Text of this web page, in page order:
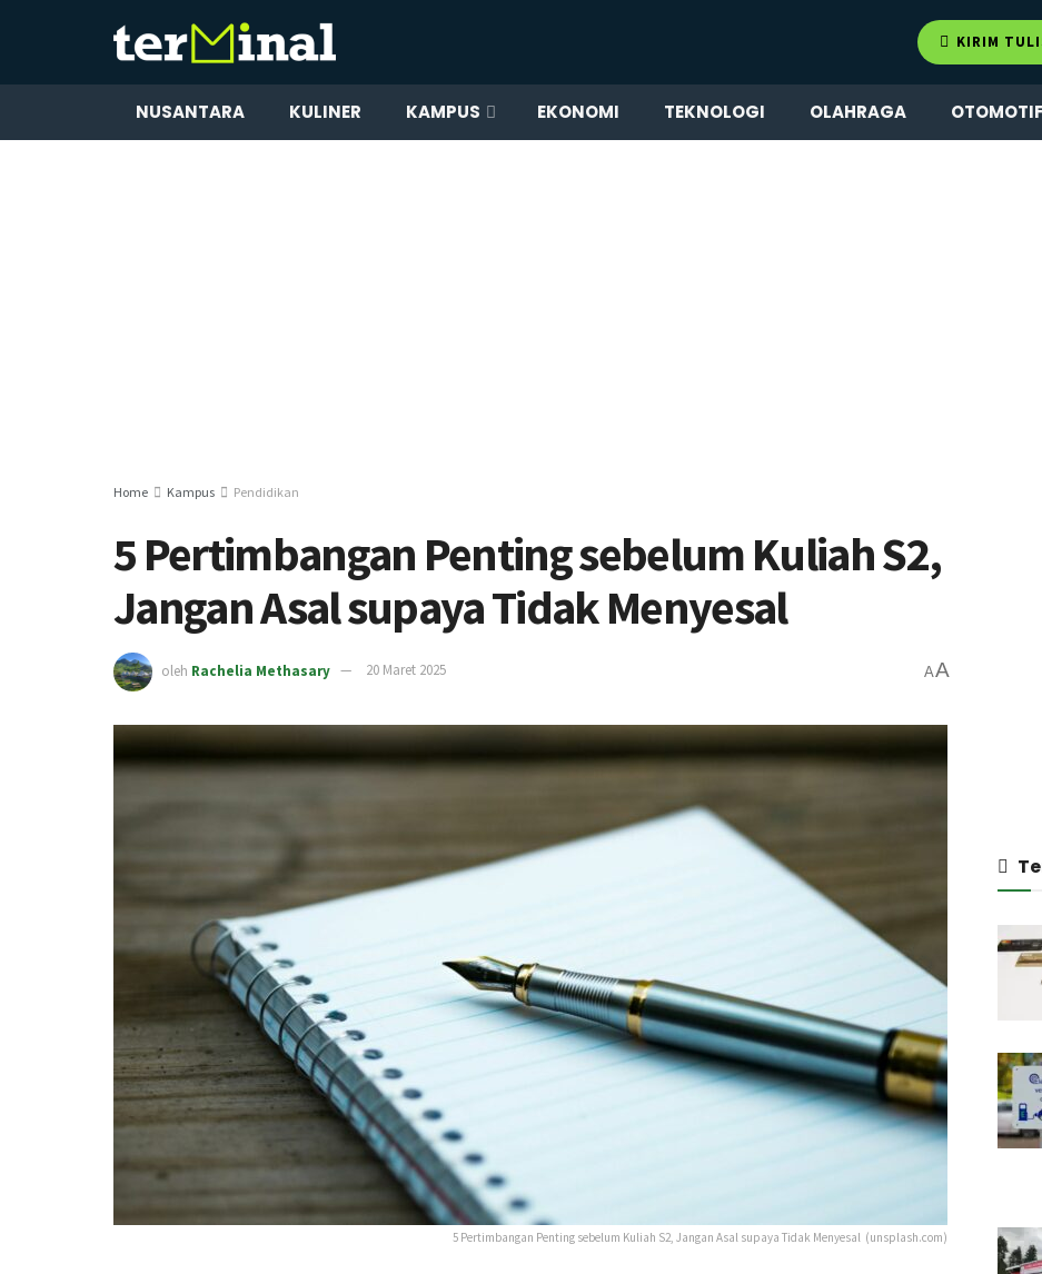
KIRIM
NUSANTARA KULINER KAMPUS EKONOMI TEKNOLOGI OLAHRAGA OTOMOTIF
Home Kampus Pendidikan
5 Pertimbangan Penting sebelum Kuliah S2,
Jangan Asal supaya Tidak Menyesal
oleh Rachelia Methasary 20 Maret 2025 AA
5 Pertimbangan Penting sebelum Kuliah S2, Jangan Asal supaya Tidak Menyesal (unsplash.com)